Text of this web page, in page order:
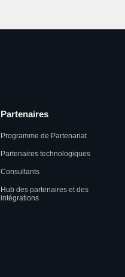
Partenaires
Programme de Partenariat
Partenaires technologiques
Consultants
Hub des partenaires et des
intégrations